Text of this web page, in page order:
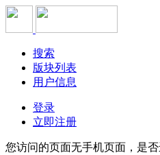
搜索
版块列表
用户信息
登录
立即注册
您访问的页面无手机页面，是